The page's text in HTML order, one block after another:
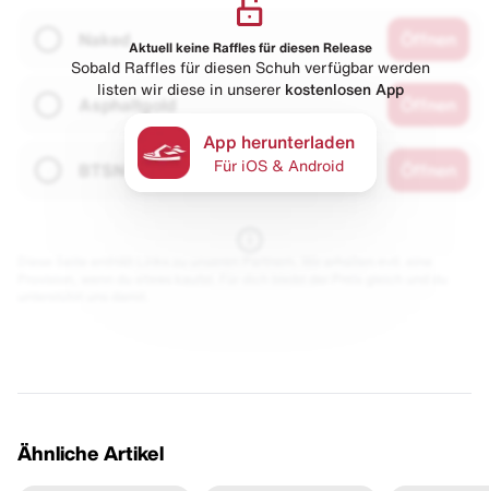
Naked
Asphaltgold
Aktuell keine Raffles für diesen Release
Sobald Raffles für diesen Schuh verfügbar werden
listen wir diese in unserer kostenlosen App
App herunterladen
Für iOS & Android
Ähnliche Artikel